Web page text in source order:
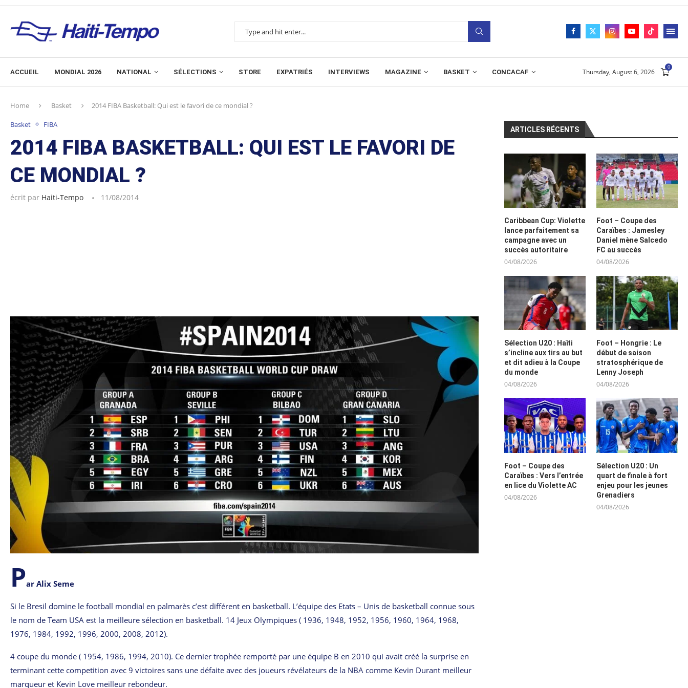
ACCUEIL MONDIAL 2026 NATIONAL SÉLECTIONS STORE EXPATRIÉS INTERVIEWS MAGAZINE BASKET CONCACAF Thursday, August 6, 2026
0
Home Basket 2014 FIBA Basketball: Qui est le favori de ce mondial ?
Basket FIBA
2014 FIBA BASKETBALL: QUI EST LE FAVORI DE
CE MONDIAL ?
écrit par Haiti-Tempo 11/08/2014
Par Alix Seme
Si le Bresil domine le football mondial en palmarès c’est différent en basketball. L’équipe des Etats – Unis de basketball connue sous
le nom de Team USA est la meilleure sélection en basketball. 14 Jeux Olympiques ( 1936, 1948, 1952, 1956, 1960, 1964, 1968,
1976, 1984, 1992, 1996, 2000, 2008, 2012).
4 coupe du monde ( 1954, 1986, 1994, 2010). Ce dernier trophée remporté par une équipe B en 2010 qui avait créé la surprise en
terminant cette competition avec 9 victoires sans une défaite avec des joueurs révélateurs de la NBA comme Kevin Durant meilleur
marqueur et Kevin Love meilleur rebondeur.
ARTICLES RÉCENTS
Caribbean Cup: Violette
lance parfaitement sa
campagne avec un
succès autoritaire
04/08/2026
Foot – Coupe des
Caraïbes : Jamesley
Daniel mène Salcedo
FC au succès
04/08/2026
Sélection U20 : Haïti
s’incline aux tirs au but
et dit adieu à la Coupe
du monde
04/08/2026
Foot – Hongrie : Le
début de saison
stratosphérique de
Lenny Joseph
04/08/2026
Foot – Coupe des
Caraïbes : Vers l’entrée
en lice du Violette AC
04/08/2026
Sélection U20 : Un
quart de finale à fort
enjeu pour les jeunes
Grenadiers
04/08/2026